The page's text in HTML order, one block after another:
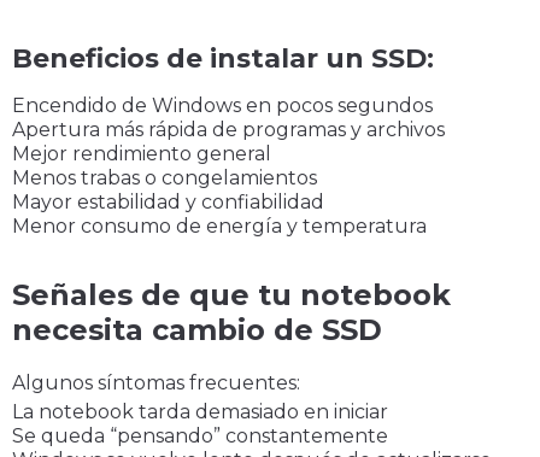
Beneficios de instalar un SSD:
Encendido de Windows en pocos segundos
Apertura más rápida de programas y archivos
Mejor rendimiento general
Menos trabas o congelamientos
Mayor estabilidad y confiabilidad
Menor consumo de energía y temperatura
Señales de que tu notebook
necesita cambio de SSD
Algunos síntomas frecuentes:
La notebook tarda demasiado en iniciar
Se queda “pensando” constantemente